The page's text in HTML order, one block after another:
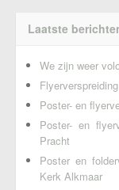
Laatste
We zijn weer
Poster- en
Poster- en
Pracht
Poster en
Kerk Alkmaar